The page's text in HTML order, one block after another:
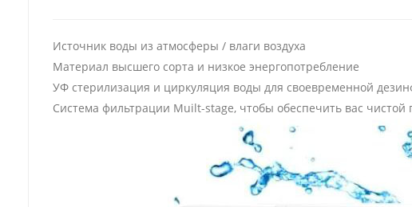
Источник воды из атмосферы / влаги воздуха
Материал высшего сорта и низкое энергопотребление
УФ стерилизация и циркуляция воды для своевременной
Система фильтрации Muilt-stage, чтобы обеспечить вас чистой